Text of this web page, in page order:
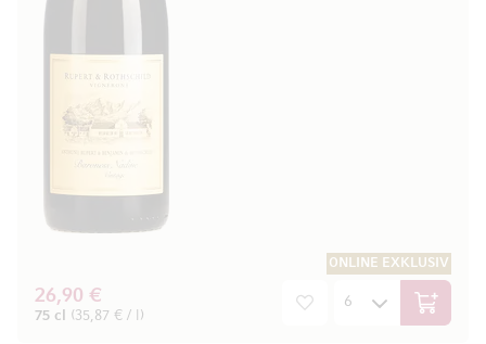
ONLINE EXKLUSIV
26,90 €
75 cl (35,87 € / l) In den